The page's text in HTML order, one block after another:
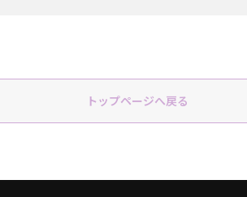
トップページへ戻る